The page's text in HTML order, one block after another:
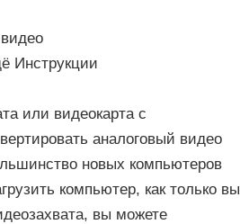
Инструкции
или видеокарта с
аналоговый видео
новых компьютеров
компьютер, как только вы
вы можете